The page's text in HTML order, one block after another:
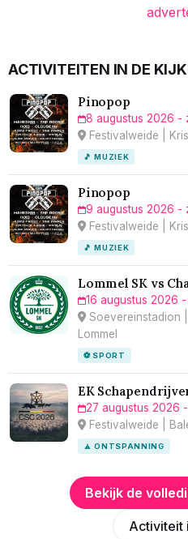
ACTIVITEITEN IN DE
Pinopop
8 augustus 2026 -
Festivalweide |
🎵 MUZIEK
Pinopop
9 augustus 2026 -
Festivalweide |
🎵 MUZIEK
Lommel SK vs
16 augustus 2026
Soevereinstadion
Lommel
⚽ SPORT
EK
27 augustus 2026
Festivalweide |
🧘 ONTSPANNING
Bekijk de
Activiteit